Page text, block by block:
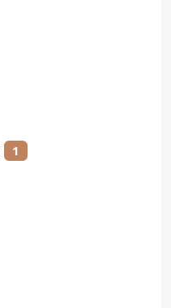
1